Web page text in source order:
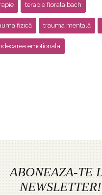
terapie florala bach
fizică trauma mentală
emotionala
ABONEAZA-TE
NEWSLETTER!